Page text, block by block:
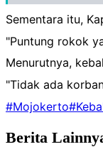
Sementara itu,
"Puntung rokok
Menurutnya,
"Tidak ada
#Mojokerto
Berita